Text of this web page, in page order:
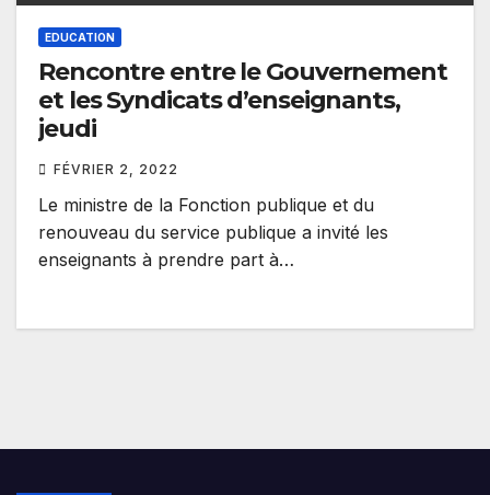
EDUCATION
Rencontre entre le Gouvernement
et les Syndicats d’enseignants,
jeudi
FÉVRIER 2, 2022
Le ministre de la Fonction publique et du
renouveau du service publique a invité les
enseignants à prendre part à…